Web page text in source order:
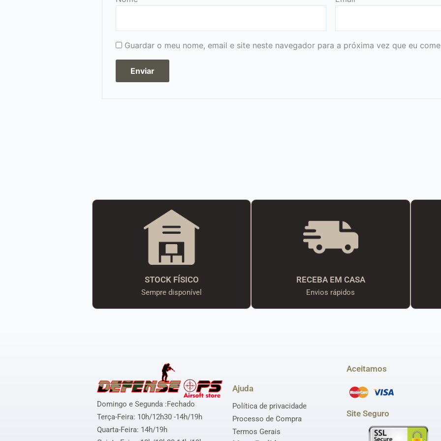
Guardar o meu nome, email e site neste navegador para a próxima vez que eu
STOCK FÍSICO
Sempre disponível
RECEBA EM CASA
Envios rápidos
Domingo e Segunda :Fechado
Terça-Feira: 10h/12h30 -14h/19h
Quarta-Feira: 14h/19h
Ajuda
Política de privacidade
Processo de Compra
Termos Gerais
Aceitamos
Site Seguro